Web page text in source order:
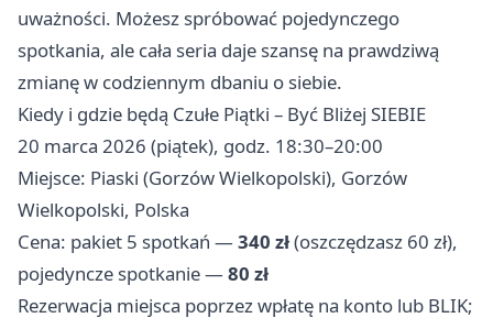
uważności. Możesz spróbować pojedynczego
spotkania, ale cała seria daje szansę na prawdziwą
zmianę w codziennym dbaniu o siebie.
Kiedy i gdzie będą Czułe Piątki – Być Bliżej SIEBIE
20 marca 2026 (piątek), godz. 18:30–20:00
Miejsce: Piaski (Gorzów Wielkopolski), Gorzów
Wielkopolski, Polska
Cena: pakiet 5 spotkań — 340 zł(oszczędzasz 60 zł),
pojedyncze spotkanie — 80 zł
Rezerwacja miejsca poprzez wpłatę na konto lub BLIK;